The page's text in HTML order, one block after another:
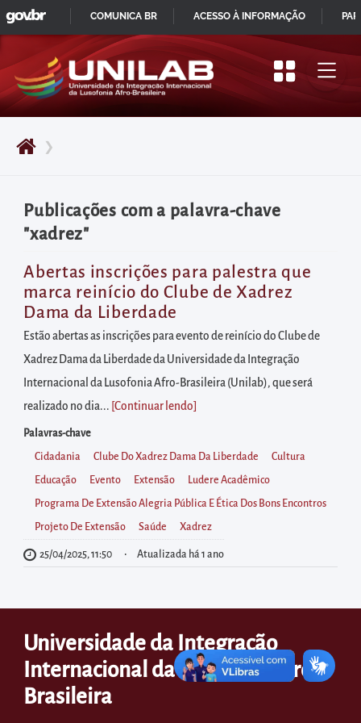
Pular
para
início
do
principal
Acessar
diretamente
o
menu
principal
Acessar
diretamente
à
área
para
realizar
buscas
internas
Acessar
diretamente
as
no
rodapé
❯
Publicações com a palavra-chave
"xadrez"
Abertas inscrições para palestra que
marca reinício do Clube de Xadrez
Dama da Liberdade
Estão abertas as inscrições para evento de reinício do Clube de
Xadrez Dama da Liberdade da Universidade da Integração
Internacional da Lusofonia Afro-Brasileira (Unilab), que será
realizado no dia... [Continuar lendo
Palavras-chave
Cidadania Clube Do Xadrez Dama Da Liberdade Cultura
Educação Evento Extensão Ludere Acadêmico
Programa De Extensão Alegria Pública E Ética Dos Bons Encontros
Projeto De Extensão Saúde Xadrez
25/04/2025, 11:50 Atualizada há 1 ano
Universidade da Integração
Internacional da Lusofonia Afro-
Brasileira
IR
PARA
CONTEÚDO
GOVBR
COMUNICA BR ACESSO À INFORMAÇÃO